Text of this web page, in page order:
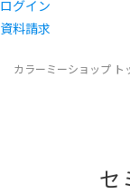
ログイン
資料請求
カラーミーショップ ト
セ